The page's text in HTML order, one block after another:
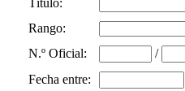
Título:
Rango:
N.º Oficial:
/
Fecha entre: